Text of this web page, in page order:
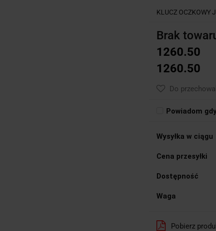
KLUCZ OCZKOWY
Brak
1260.50
1260.50
Do
Powiadom
Wysyłka w ciągu
Cena przesyłki
Dostępność
Waga
Pobierz